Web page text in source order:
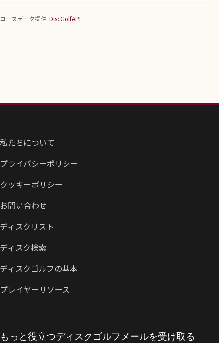
コースデータ提供: DiscGolfAPI
私たちについて
プライバシーポリシー
クッキーポリシー
お問い合わせ
ディスクリスト
ディスク検索
ディスクゴルフの基本
プレイヤーリソース
もっと役立つディスクゴルフメールを受け取る